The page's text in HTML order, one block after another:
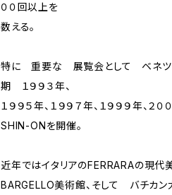
００回以上を
数える。
特に 重要な 展覧会として ベネツ
期 １９９３年、
１９９５年、１９９７年、１９９９年、２
SHIN-ONを開催。
近年ではイタリアのFERRARAの現
BARGELLO美術館、そして バチカン